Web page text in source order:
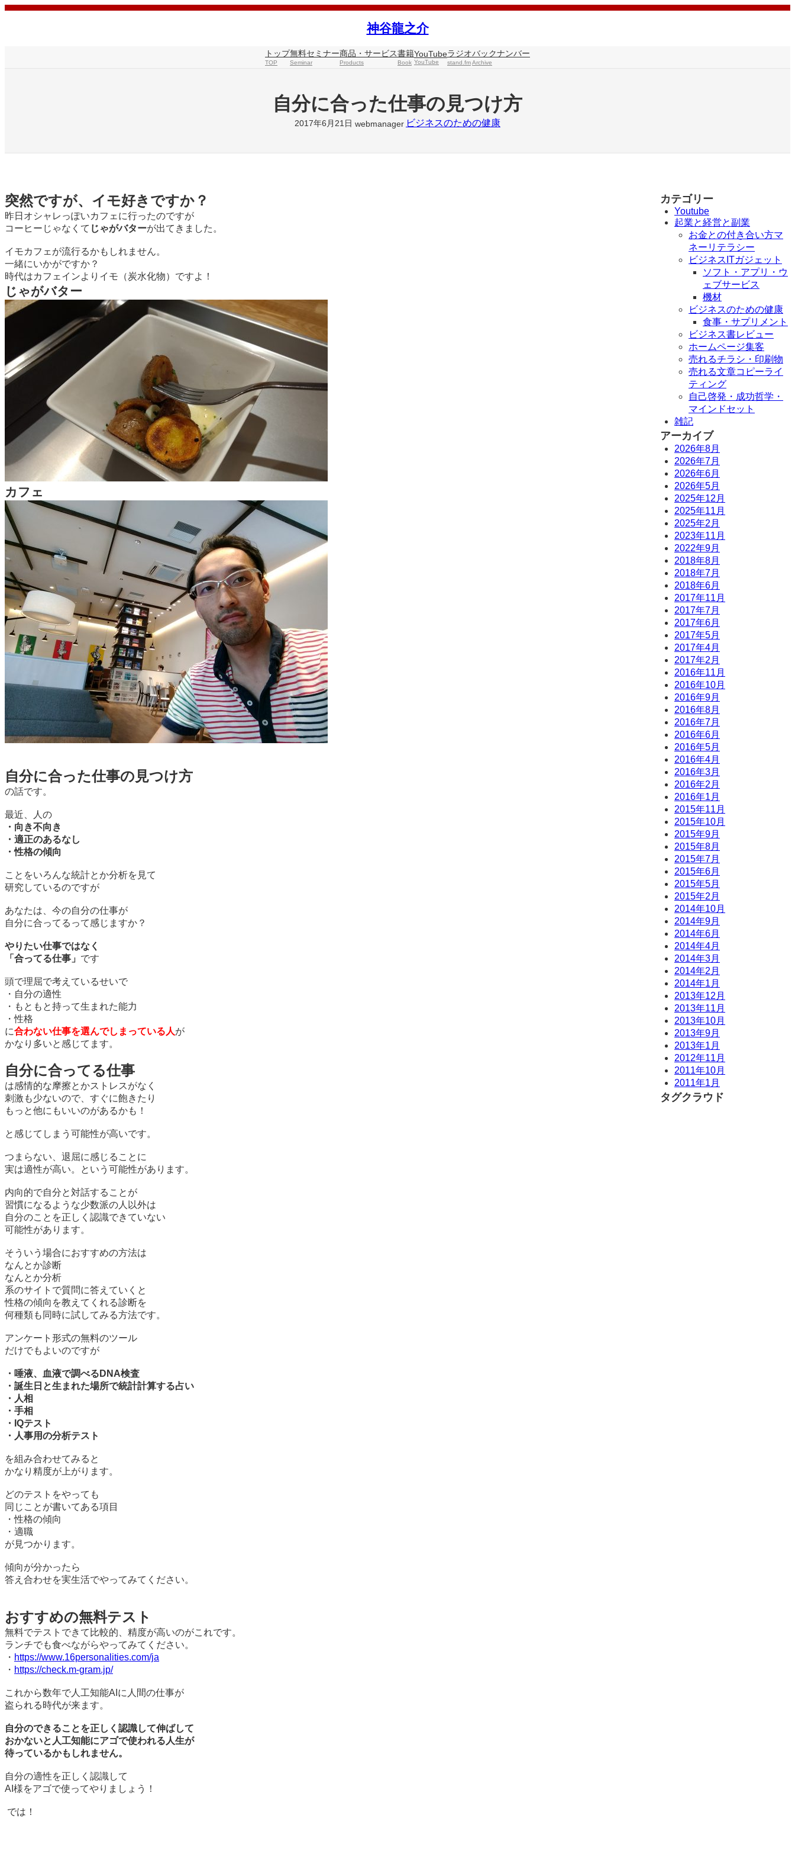
内
神谷龍之介
トップ
TOP
無料セミナー
Seminar
商品・サービス
Products
書籍
Book
YouTube
YouTube
ラジオ
stand.fm
バックナンバー
Archive
自分に合った仕事の見つけ方
2017年6月21日 webmanager ビジネスのための健康
突然ですが、イモ好きですか？
昨日オシャレっぽいカフェに行ったのですが
コーヒーじゃなくて じゃがバターが出てきました。
イモカフェが流行るかもしれません。
一緒にいかがですか？
時代はカフェインよりイモ（炭水化物）ですよ！
じゃがバター
カフェ
自分に合った仕事の見つけ方
の話です。
最近、人の
・向き不向き
・適正のあるなし
・性格の傾向
ことをいろんな統計とか分析を見て
研究しているのですが
あなたは、今の自分の仕事が
自分に合ってるって感じますか？
やりたい仕事ではなく
「合ってる仕事」 です
頭で理屈で考えているせいで
・自分の適性
・もともと持って生まれた能力
・性格
に合わない仕事を選んでしまっている人が
かなり多いと感じてます。
自分に合ってる仕事
は感情的な摩擦とかストレスがなく
刺激も少ないので、すぐに飽きたり
もっと他にもいいのがあるかも！
と感じてしまう可能性が高いです。
つまらない、退屈に感じることに
実は適性が高い。という可能性があります。
内向的で自分と対話することが
習慣になるような少数派の人以外は
自分のことを正しく認識できていない
可能性があります。
そういう場合におすすめの方法は
なんとか診断
なんとか分析
系のサイトで質問に答えていくと
性格の傾向を教えてくれる診断を
何種類も同時に試してみる方法です。
アンケート形式の無料のツール
だけでもよいのですが
・唾液、血液で調べるDNA検査
・誕生日と生まれた場所で統計計算する占い
・人相
・手相
・IQテスト
・人事用の分析テスト
を組み合わせてみると
かなり精度が上がります。
どのテストをやっても
同じことが書いてある項目
・性格の傾向
・適職
が見つかります。
傾向が分かったら
答え合わせを実生活でやってみてください。
おすすめの無料テスト
無料でテストできて比較的、精度が高いのがこれです。
ランチでも食べながらやってみてください。
・ https://www.16personalities.com/ja
・ https://check.m-gram.jp/
これから数年で人工知能AIに人間の仕事が
盗られる時代が来ます。
自分のできることを正しく認識して伸ばして
おかないと人工知能にアゴで使われる人生が
待っているかもしれません。
自分の適性を正しく認識して
AI様をアゴで使ってやりましょう！
では！
カテゴリー
Youtube
起業と経営と副業
お金との付き合い方マ
ネーリテラシー
ビジネスITガジェット
ソフト・アプリ・ウ
ェブサービス
機材
ビジネスのための健康
食事・サプリメント
ビジネス書レビュー
ホームページ集客
売れるチラシ・印刷物
売れる文章コピーライ
ティング
自己啓発・成功哲学・
マインドセット
雑記
アーカイブ
2026年8月
2026年7月
2026年6月
2026年5月
2025年12月
2025年11月
2025年2月
2023年11月
2022年9月
2018年8月
2018年7月
2018年6月
2017年11月
2017年7月
2017年6月
2017年5月
2017年4月
2017年2月
2016年11月
2016年10月
2016年9月
2016年8月
2016年7月
2016年6月
2016年5月
2016年4月
2016年3月
2016年2月
2016年1月
2015年11月
2015年10月
2015年9月
2015年8月
2015年7月
2015年6月
2015年5月
2015年2月
2014年10月
2014年9月
2014年6月
2014年4月
2014年3月
2014年2月
2014年1月
2013年12月
2013年11月
2013年10月
2013年9月
2013年1月
2012年11月
2011年10月
2011年1月
タグクラウド